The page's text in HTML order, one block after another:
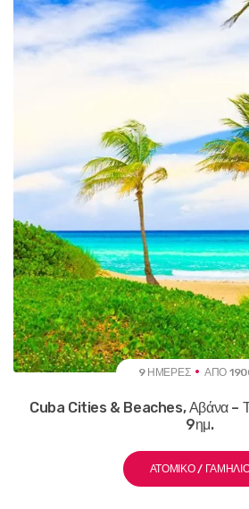
9 ΗΜΈΡΕΣ ΑΠΌ
Cuba Cities & Beaches, Αβάνα –
9ημ.
ΑΤΟΜΙΚΌ /